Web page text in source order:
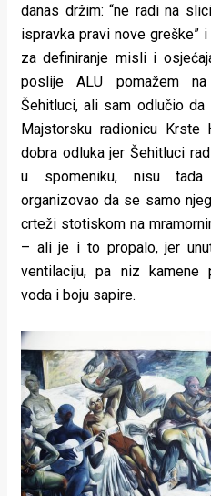
danas držim: “ne radi na
ispravka pravi nove greške”
za definiranje misli i
poslije ALU pomažem
Šehitluci, ali sam odlučio
Majstorsku radionicu
dobra odluka jer Šehitluci
u spomeniku, nisu
organizovao da se samo
crteži stotiskom na
– ali je i to propalo, jer
ventilaciju, pa niz kamene
voda i boju sapire.